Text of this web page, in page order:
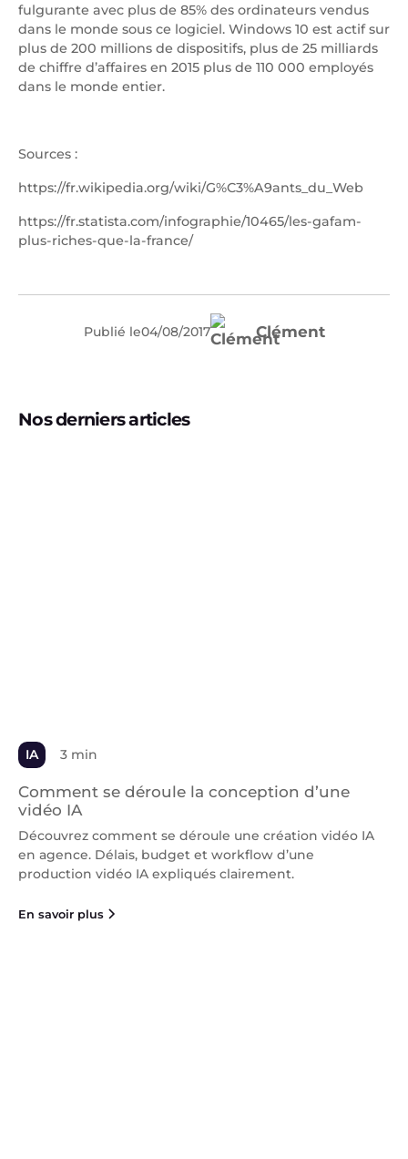
fulgurante avec plus de 85% des ordinateurs vendus
dans le monde sous ce logiciel. Windows 10 est actif sur
plus de 200 millions de dispositifs, plus de 25 milliards
de chiffre d’affaires en 2015 plus de 110 000 employés
dans le monde entier.
Sources :
https://fr.wikipedia.org/wiki/G%C3%A9ants_du_Web
https://fr.statista.com/infographie/10465/les-gafam-
plus-riches-que-la-france/
Publié le04/08/2017 Clément
Nos derniers articles
IA 3 min
Comment se déroule la conception d’une
vidéo IA
Découvrez comment se déroule une création vidéo IA
en agence. Délais, budget et workflow d’une
production vidéo IA expliqués clairement.
En savoir plus